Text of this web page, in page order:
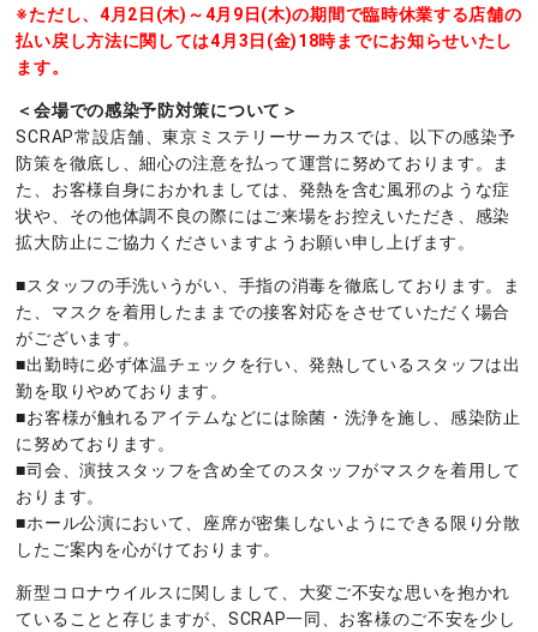
※ただし、4月2日(木)～4月9日(木)の期間で臨時休業する店舗の
払い戻し方法に関しては4月3日(金)18時までにお知らせいたし
ます。
＜会場での感染予防対策について＞
SCRAP常設店舗、東京ミステリーサーカスでは、以下の感染予
防策を徹底し、細心の注意を払って運営に努めております。ま
た、お客様自身におかれましては、発熱を含む風邪のような症
状や、その他体調不良の際にはご来場をお控えいただき、感染
拡大防止にご協力くださいますようお願い申し上げます。
■スタッフの手洗いうがい、手指の消毒を徹底しております。ま
た、マスクを着用したままでの接客対応をさせていただく場合
がございます。
■出勤時に必ず体温チェックを行い、発熱しているスタッフは出
勤を取りやめております。
■お客様が触れるアイテムなどには除菌・洗浄を施し、感染防止
に努めております。
■司会、演技スタッフを含め全てのスタッフがマスクを着用して
おります。
■ホール公演において、座席が密集しないようにできる限り分散
したご案内を心がけております。
新型コロナウイルスに関しまして、大変ご不安な思いを抱かれ
ていることと存じますが、SCRAP一同、お客様のご不安を少し